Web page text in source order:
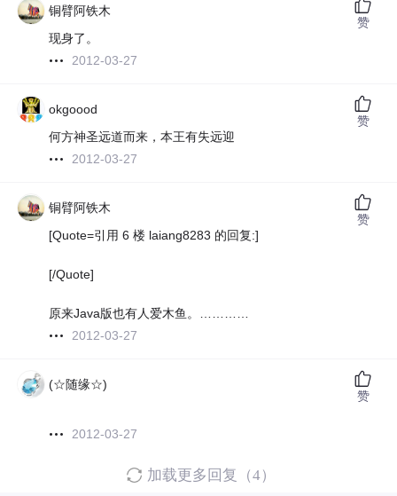
铜臂阿铁木
现身了。
2012-03-27
赞
okgoood
何方神圣远道而来，本王有失远迎
2012-03-27
赞
铜臂阿铁木
[Quote=引用 6 楼 laiang8283 的回复:]
[/Quote]
原来Java版也有人爱木鱼。…………
2012-03-27
赞
(☆随缘☆)
2012-03-27
赞
加载更多回复（4）